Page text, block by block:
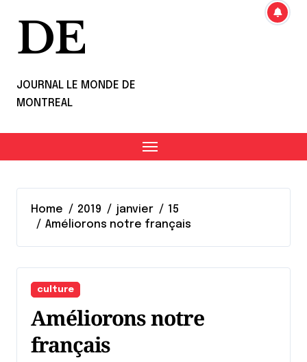
DE
JOURNAL LE MONDE DE
MONTREAL
Home 2019 janvier
15
Améliorons notre français
culture
Améliorons notre
français